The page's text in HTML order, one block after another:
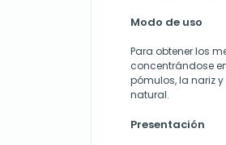
Modo de uso
Para obtener los
concentrándose
pómulos, la nariz
natural.
Presentación